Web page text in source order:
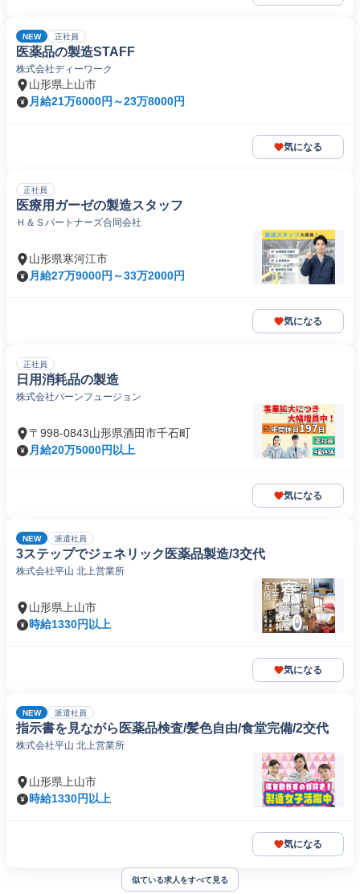
NEW 正社員
医薬品の製造STAFF
株式会社ディーワーク
山形県上山市
月給21万6000円～23万8000円
気になる
正社員
医療用ガーゼの製造スタッフ
Ｈ＆Ｓパートナーズ合同会社
山形県寒河江市
月給27万9000円～33万2000円
気になる
正社員
日用消耗品の製造
株式会社バーンフュージョン
〒998-0843山形県酒田市千石町
月給20万5000円以上
気になる
NEW 派遣社員
3ステップでジェネリック医薬品製造/3交代
株式会社平山 北上営業所
山形県上山市
時給1330円以上
気になる
NEW 派遣社員
指示書を見ながら医薬品検査/髪色自由/食堂完備/2交代
株式会社平山 北上営業所
山形県上山市
時給1330円以上
気になる
似ている求人をすべて見る